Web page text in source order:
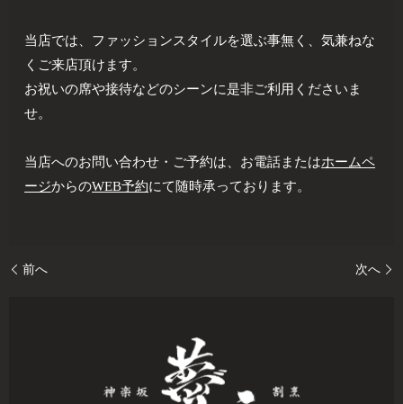
当店では、ファッションスタイルを選ぶ事無く、気兼ねな
くご来店頂けます。
お祝いの席や接待などのシーンに是非ご利用くださいま
せ。
当店へのお問い合わせ・ご予約は、お電話またはホームペ
ージからのWEB予約にて随時承っております。
前へ 次へ